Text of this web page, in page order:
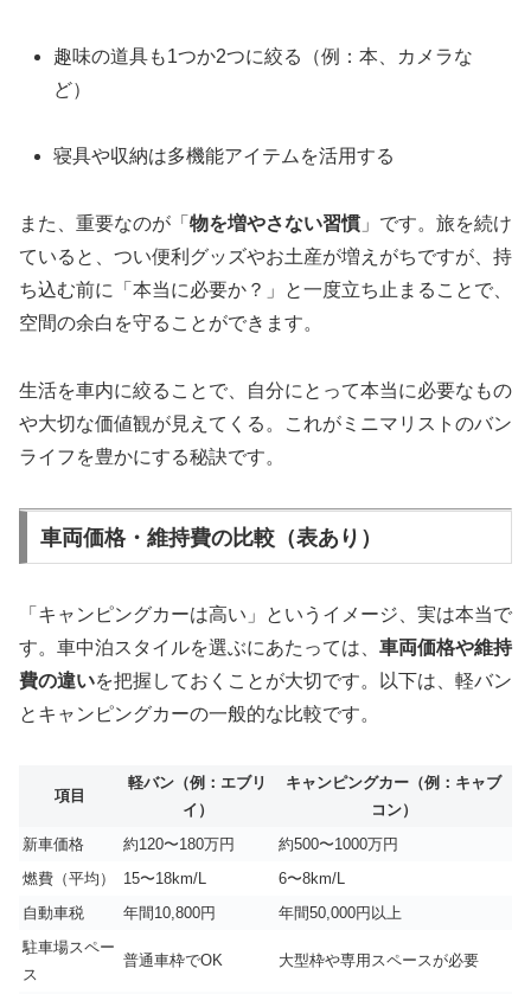
趣味の道具も1つか2つに絞る（例：本、カメラな
ど）
寝具や収納は多機能アイテムを活用する
また、重要なのが「 物を増やさない習慣 」です。旅を続け
ていると、つい便利グッズやお土産が増えがちですが、持
ち込む前に「本当に必要か？」と一度立ち止まることで、
空間の余白を守ることができます。
生活を車内に絞ることで、自分にとって本当に必要なもの
や大切な価値観が見えてくる。これがミニマリストのバン
ライフを豊かにする秘訣です。
車両価格・維持費の比較（表あり）
「キャンピングカーは高い」というイメージ、実は本当で
す。車中泊スタイルを選ぶにあたっては、 車両価格や維持
費の違いを把握しておくことが大切です。以下は、軽バン
とキャンピングカーの一般的な比較です。
項目
軽バン（例：エブリ
イ）
キャンピングカー（例：キャブ
コン）
新車価格
約120〜180万円
約500〜1000万円
燃費（平均）
15〜18km/L
6〜8km/L
自動車税
年間10,800円
年間50,000円以上
駐車場スペー
ス
普通車枠でOK 大型枠や専用スペースが必要